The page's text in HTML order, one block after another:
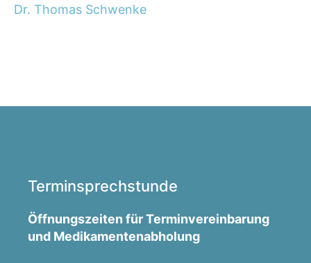
Dr. Thomas Schwenke
Terminsprechstunde
Öffnungszeiten für Terminvereinbarung
und Medikamentenabholung